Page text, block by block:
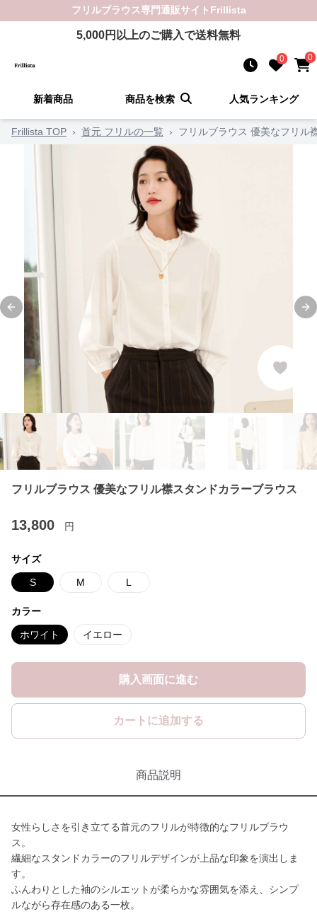
フリルブラウス専門通販サイト Frillista
5,000円以上のご購入で送料無料
0 0
新着商品 商品を検索 人気ランキング
Frillista TOP › 首元 フリルの一覧 › フリルブラウス 優美なフリル
Previous slide
フリルブラウス 優美なフリル襟スタンドカラーブラウス
13,800 円
サイズ
S M L
カラー
ホワイト イエロー
購入画面に進む
カートに追加する
商品説明
女性らしさを引き立てる首元のフリルが特徴的なフリルブラウ
ス。
繊細なスタンドカラーのフリルデザインが上品な印象を演出しま
す。
ふんわりとした袖のシルエットが柔らかな雰囲気を添え、シンプ
ルながら存在感のある一枚。